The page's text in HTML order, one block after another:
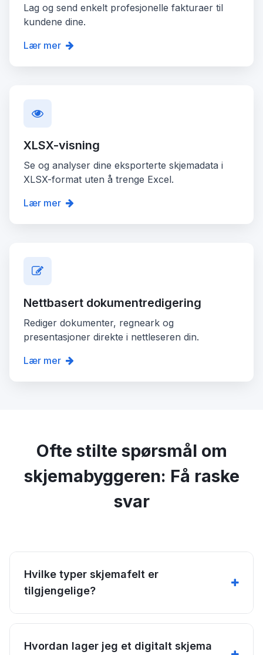
Lag og send enkelt profesjonelle fakturaer til
kundene dine.
Lær mer
XLSX-visning
Se og analyser dine eksporterte skjemadata i
XLSX-format uten å trenge Excel.
Lær mer
Nettbasert dokumentredigering
Rediger dokumenter, regneark og
presentasjoner direkte i nettleseren din.
Lær mer
Ofte stilte spørsmål om
skjemabyggeren: Få raske
svar
Hvilke typer skjemafelt er
tilgjengelige?
Hvordan lager jeg et digitalt skjema